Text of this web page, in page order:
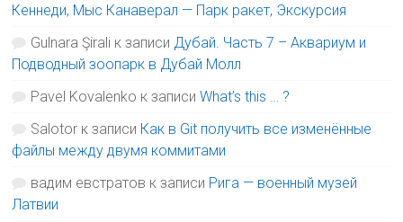
Кеннеди, Мыс Канаверал — Парк ракет, Экскурсия
Gulnara Şirali к записи Дубай. Часть 7 – Аквариум и
Подводный зоопарк в Дубай Молл
Pavel Kovalenko к записиWhat’s this … ?
Salotor к записи Как в Git получить все изменённые
файлы между двумя коммитами
вадим евстратов к записи Рига — военный музей
Латвии